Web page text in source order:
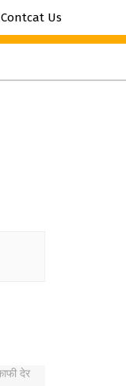
Contcat Us